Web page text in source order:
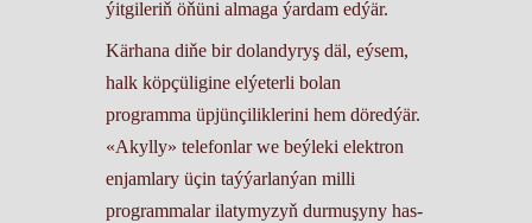
ýitgileriň öňüni almaga ýardam edýär.
Kärhana diňe bir dolandyryş däl, eýsem,
halk köpçüligine elýeterli bolan
programma üpjünçiliklerini hem döredýär.
«Akylly» telefonlar we beýleki elektron
enjamlary üçin taýýarlanýan milli
programmalar ilatymyzyň durmuşyny has-